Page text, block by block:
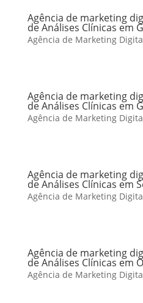
Agência de marketing
de Análises Clínicas em
Agência de Marketing
Agência de marketing
de Análises Clínicas em
Agência de Marketing
Agência de marketing
de Análises Clínicas em
Agência de Marketing
Agência de marketing
de Análises Clínicas em
Agência de Marketing